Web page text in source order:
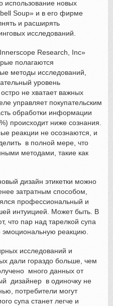
новых
Soup» и в его фирме
и расширять
исследований.
Research, Inc»
полагаются
методы исследований,
уровень
не хватает важных
управляет покупательским
обработки информации
происходит ниже сознания.
реакции не осознаются, и
в полной мере, что
методами, такие как
дизайн этикетки можно
затратным способом,
профессиональный и
интуицией. Может быть. В
что пар над тарелкой супа
реакцию.
исследований и
дали гораздо больше, чем
много данных от
дизайнер в одиночку не
потребители могут
супа станет легче и